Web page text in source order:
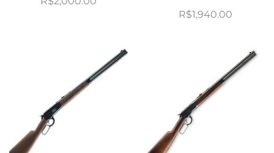
R$1,940.00